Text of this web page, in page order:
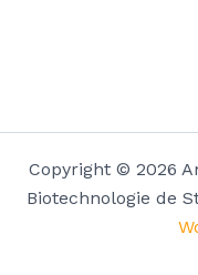
Copyright © 2026
Biotechnologie de